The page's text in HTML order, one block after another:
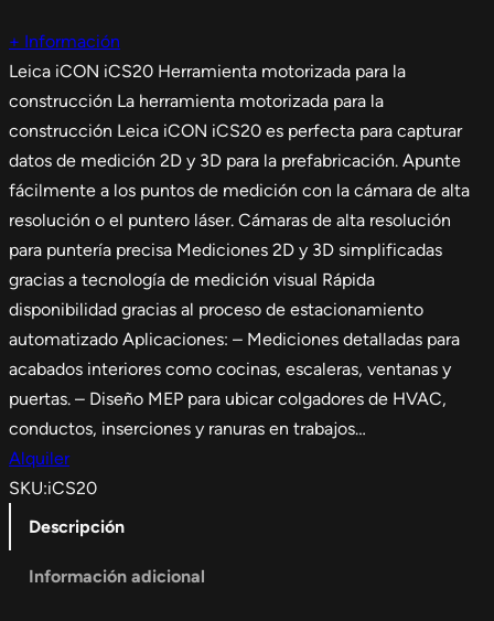
+ Información
Leica iCON iCS20 Herramienta motorizada para la
construcción La herramienta motorizada para la
construcción Leica iCON iCS20 es perfecta para capturar
datos de medición 2D y 3D para la prefabricación. Apunte
fácilmente a los puntos de medición con la cámara de alta
resolución o el puntero láser. Cámaras de alta resolución
para puntería precisa Mediciones 2D y 3D simplificadas
gracias a tecnología de medición visual Rápida
disponibilidad gracias al proceso de estacionamiento
automatizado Aplicaciones: – Mediciones detalladas para
acabados interiores como cocinas, escaleras, ventanas y
puertas. – Diseño MEP para ubicar colgadores de HVAC,
conductos, inserciones y ranuras en trabajos…
Alquiler
SKU:iCS20
Descripción
Información adicional